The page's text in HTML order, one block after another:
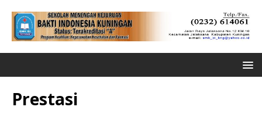
Prestasi